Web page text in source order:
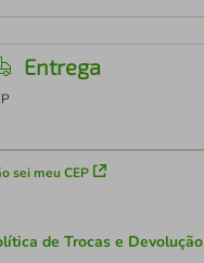
Entrega
sei meu CEP
de Trocas e Devolução